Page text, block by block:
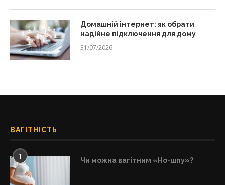
Домашній інтернет: як обрати
надійне підключення для дому
31/07/2026
ВАГІТНІСТЬ
1 Чи можна вагітним «Но-шпу»?